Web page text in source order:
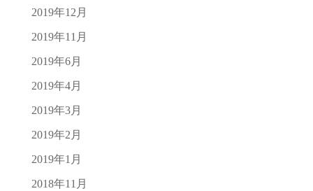
2019年12月
2019年11月
2019年6月
2019年4月
2019年3月
2019年2月
2019年1月
2018年11月